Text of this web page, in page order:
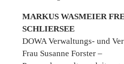
MARKUS WASMEIER
SCHLIERSEE
DOWA Verwaltungs- und
Frau Susanne Forster –